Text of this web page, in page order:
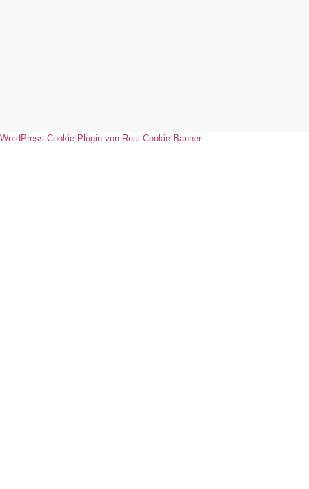
WordPress Cookie Plugin von Real Cookie Banner